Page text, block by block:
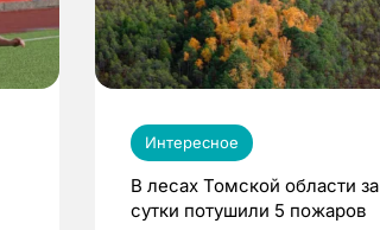
Интересное
В лесах Томской области за
сутки потушили 5 пожаров